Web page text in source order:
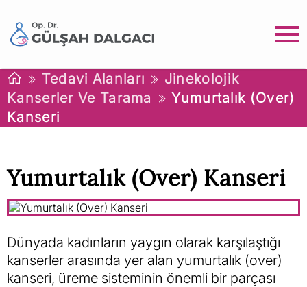
Tedavi Alanları
Jinekolojik
Kanserler Ve Tarama
Yumurtalık (Over)
Kanseri
Yumurtalık (Over) Kanseri
Dünyada kadınların yaygın olarak karşılaştığı
kanserler arasında yer alan yumurtalık (over)
kanseri, üreme sisteminin önemli bir parçası